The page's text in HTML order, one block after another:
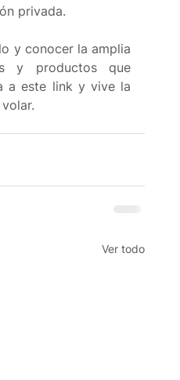
privada.
y conocer la amplia
y productos que
a este link y vive la
Ver todo